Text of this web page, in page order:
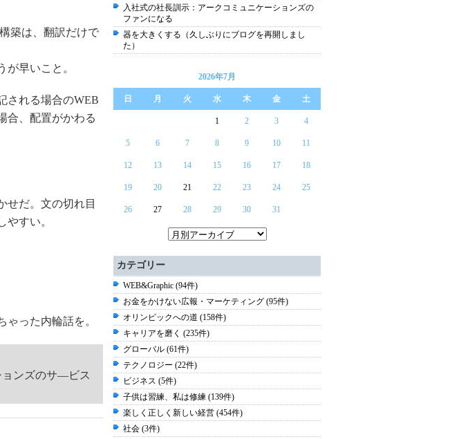
築は、翻訳だけで
早いこと。
される場合のWEB
合、配置がかわる
せだ。文の切れ目
すい。
った内輪話を。
ョンズのサ―ビス
入社式の社長訓示：アークコミュニケーションズの
ファンになる
器を大きくする（久しぶりにブログを再開しまし
た）
2026年7月
日 月 火 水 木 金 土
1 2 3 4
5 6 7 8 9 10 11
12 13 14 15 16 17 18
19 20 21 22 23 24 25
26 27 28 29 30 31
カテゴリー
WEB&Graphic (94件)
お金をかけない広報・マーケティング (95件)
オリンピックへの道 (158件)
キャリアを磨く (235件)
グローバル (61件)
テクノロジー (22件)
ビジネス (5件)
子供は習練、私は修練 (139件)
楽しく正しく新しい経営 (454件)
社会 (3件)